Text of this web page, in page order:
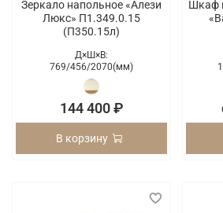
Зеркало напольное «Алези
Люкс» П1.349.0.15
(П350.15л)
Д×Ш×В:
769/456/2070(мм)
144 400 ₽
В корзину
Шкаф